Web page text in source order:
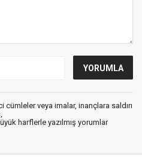
veya imalar, inançlara saldırı
harflerle yazılmış yorumlar